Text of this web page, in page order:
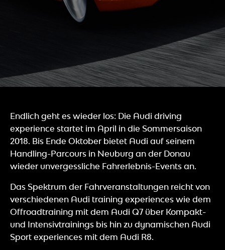
Endlich geht es wieder los: Die Audi driving
experience startet im April in die Sommersaison
2018. Bis Ende Oktober bietet Audi auf seinem
Handling-Parcours in Neuburg an der Donau
wieder unvergessliche Fahrerlebnis-Events an.
Das Spektrum der Fahrveranstaltungen reicht von
verschiedenen Audi training experiences wie dem
Offroadtraining mit dem Audi Q7 über Kompakt-
und Intensivtrainings bis hin zu dynamischen Audi
Sport experiences mit dem Audi R8.